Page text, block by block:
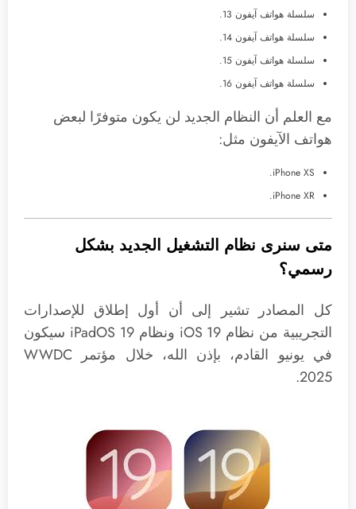
سلسلة هواتف آيفون 13.
سلسلة هواتف آيفون 14.
سلسلة هواتف آيفون 15.
سلسلة هواتف آيفون 16.
مع العلم أن النظام الجديد لن يكون متوفرًا لبعض
هواتف الآيفون مثل:
iPhone XS.
iPhone XR.
متى سنرى نظام التشغيل الجديد بشكل
رسمي؟
كل المصادر تشير إلى أن أول إطلاق للإصدارات
التجريبية من نظام iOS 19 ونظام iPadOS 19 سيكون
في يونيو القادم، بإذن الله، خلال مؤتمر WWDC
2025.